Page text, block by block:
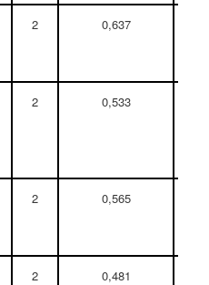
2 0,637
2 0,533
2 0,565
2 0,481